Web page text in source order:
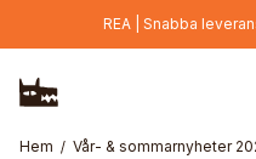
Hoppa till huvudinnehåll
REA | Snabba
Hem Vår- & sommarnyheter